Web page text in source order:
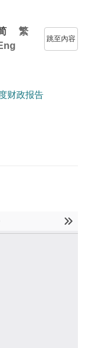
繁
跳至內容
财政报告